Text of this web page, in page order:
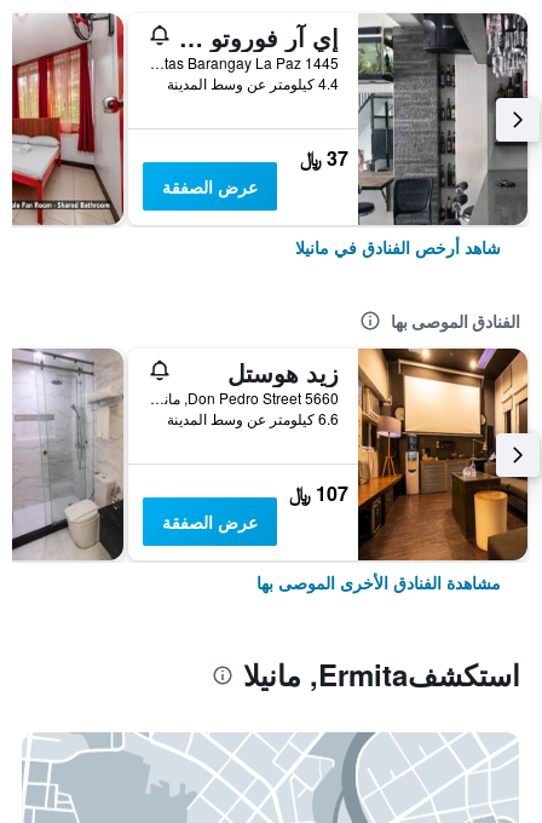
إي آر فوروتو هوستل ماكاتي
1445 Balagtas Barangay La Paz, مانيلا, الفلبين
4.4 كيلومتر عن وسط المدينة
37 ﷼
عرض الصفقة
شاهد أرخص الفنادق في مانيلا
الفنادق الموصى بها
زيد هوستل
5660 Don Pedro Street, مانيلا, الفلبين
6.6 كيلومتر عن وسط المدينة
107 ﷼
عرض الصفقة
مشاهدة الفنادق الأخرى الموصى بها
استكشفErmita, مانيلا